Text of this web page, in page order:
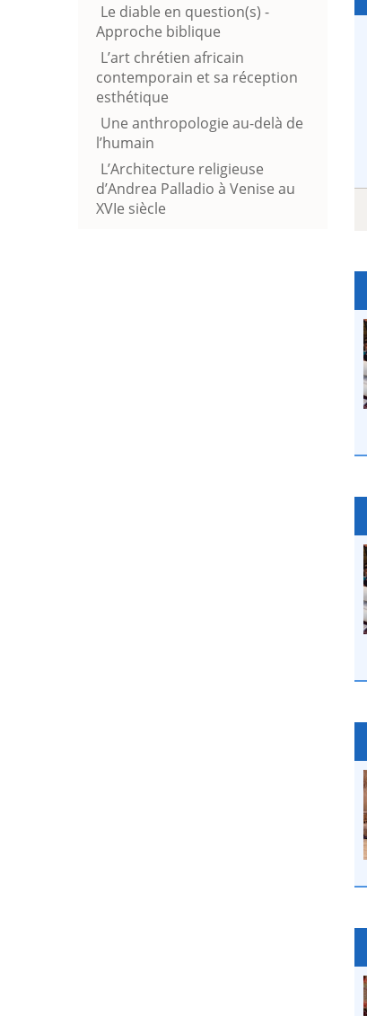
Le diable en question(s) -
Approche biblique
L’art chrétien africain
contemporain et sa réception
esthétique
Une anthropologie au-delà de
l’humain
L’Architecture religieuse
d’Andrea Palladio à Venise au
XVIe siècle